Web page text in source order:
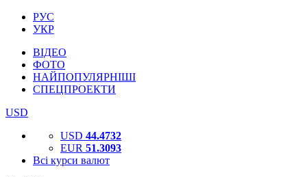
РУС
УКР
ВІДЕО
ФОТО
НАЙПОПУЛЯРНІШІ
СПЕЦПРОЕКТИ
USD
USD 44.4732
EUR 51.3093
Всі курси валют